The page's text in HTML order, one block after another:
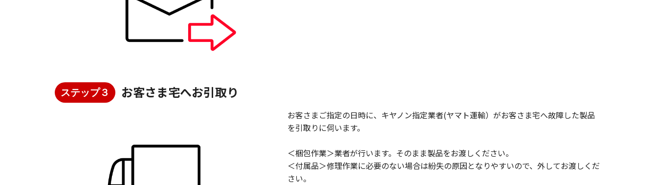
ステップ３ お客さま宅へお引取り
お客さまご指定の日時に、キヤノン指定業者(ヤマト運輸）がお客さま宅へ故障した製品
を引取りに伺います。
＜梱包作業＞業者が行います。そのまま製品をお渡しください。
＜付属品＞修理作業に必要のない場合は紛失の原因となりやすいので、外してお渡しくだ
さい。